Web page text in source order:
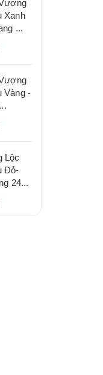
Xanh
...
Vàng -
Lộc
Đỏ-
24...